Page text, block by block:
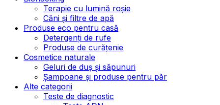
Terapie cu lumină roșie
Căni și filtre de apă
Produse eco pentru casă
Detergenți de rufe
Produse de curățenie
Cosmetice naturale
Geluri de duș și săpunuri
Șampoane și produse pentru păr
Alte categorii
Teste de diagnostic